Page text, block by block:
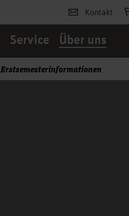
Kontakt
Service Über uns
Erstsemesterinformationen